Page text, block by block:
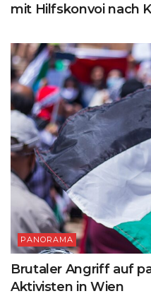
mit Hilfskonvoi nach
PANORAMA
Brutaler Angriff auf
Aktivisten in Wien